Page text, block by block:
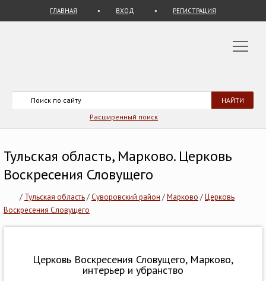
ГЛАВНАЯ ВХОД РЕГИСТРАЦИЯ
Расширенный поиск
Тульская область, Марково. Церковь
Воскресения Словущего
/ Тульская область/Суворовский район /Марково /Церковь
Воскресения Словущего
Церковь Воскресения Словущего, Марково,
интерьер и убранство